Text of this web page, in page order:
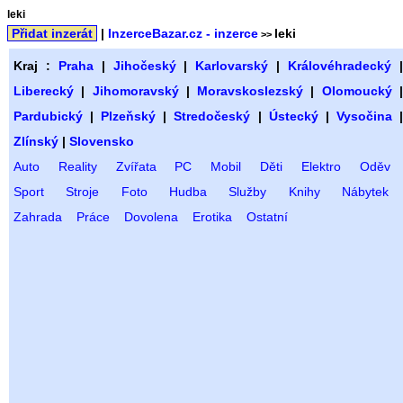
leki
Přidat inzerát | InzerceBazar.cz - inzerce >> leki
Kraj : Praha| Jihočeský| Karlovarský | Královéhradecký |
Liberecký | Jihomoravský| Moravskoslezský | Olomoucký|
Pardubický | Plzeňský |Stredočeský | Ústecký| Vysočina|
Zlínský | Slovensko
Auto
Reality Zvířata PC Mobil Děti Elektro
Oděv
Sport
Stroje Foto Hudba Služby Knihy
Nábytek
Zahrada
Práce Dovolena Erotika Ostatní